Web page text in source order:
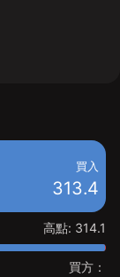
買入
313.4
高點: 314.1
買方：